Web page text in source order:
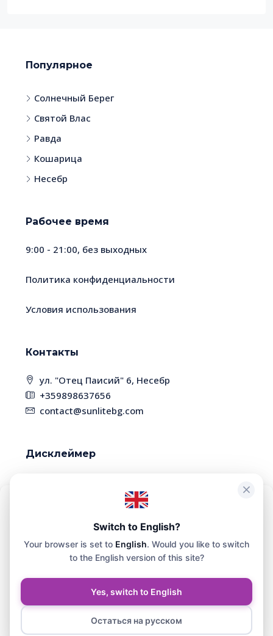
Чтобы обеспечить максимальное удобство, мы используем такие
технологии, как файлы cookie, для хранения и/или доступа к
информации о вашем устройстве. Согласие на использование
этих технологий позволит нам обрабатывать на этом сайте такие
данные, как история просмотра или уникальные
Принять
Юлия Хоменко
Популярное
Солнечный Берег
Святой Влас
Равда
Кошарица
Несебр
Рабочее время
9:00 - 21:00, без выходных
Политика конфиденциальности
Условия использования
Контакты
ул. "Отец Паисий" 6, Несебр
+359898637656
contact@sunlitebg.com
Дисклеймер
некоторые объекты недвижимости могут быть
уже проданы. Пожалуйста, уточняйте наличие
и актуальность информации у менеджера
© SunliteBG - Все права защищены. Сайт разработан и
поддерживается СЕР СХЕМА ЕООД.
Switch to English?
Your browser is set to English. Would you like to switch
to the English version of this site?
Yes, switch to English
Остаться на русском